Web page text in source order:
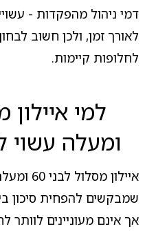
דמי ניהול מהפקדות -
לאורך זמן, ולכן חשוב
לחלופות קיימות.
ומעלה עשוי
איילון
שמבקשים להפחית סיכון
אך אינם מעוניינים לוותר